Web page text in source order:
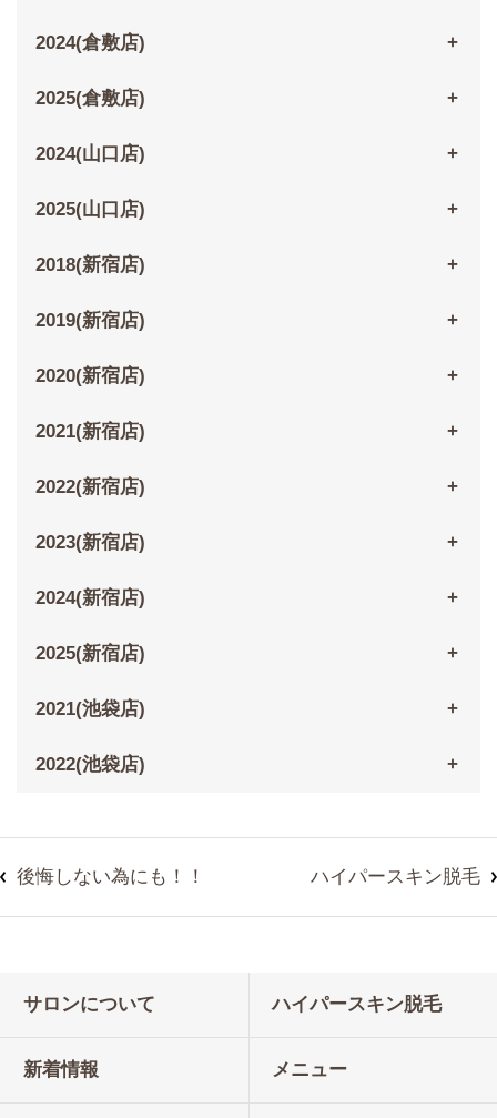
2024(倉敷店)
2025(倉敷店)
2024(山口店)
2025(山口店)
2018(新宿店)
2019(新宿店)
2020(新宿店)
2021(新宿店)
2022(新宿店)
2023(新宿店)
2024(新宿店)
2025(新宿店)
2021(池袋店)
2022(池袋店)
後悔しない為にも！！ ハイパースキン脱毛
サロンについて ハイパースキン脱毛
新着情報 メニュー